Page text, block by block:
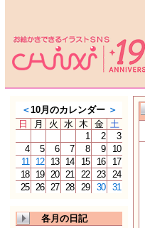
＜10月のカレンダー ＞
日
月 火 水 木 金 土
1
2
3
4
5 6 7 8 9
10
11
12 13 14 15 16
17
18
19 20 21 22 23
24
25 26 27 28 29 30 31
各月の日記